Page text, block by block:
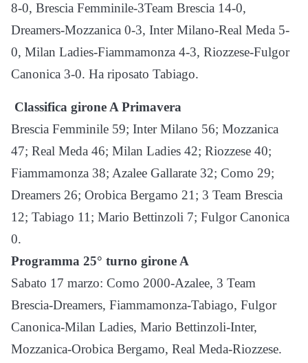
8-0, Brescia Femminile-3Team Brescia 14-0,
Dreamers-Mozzanica 0-3, Inter Milano-Real Meda 5-
0, Milan Ladies-Fiammamonza 4-3, Riozzese-Fulgor
Canonica 3-0. Ha riposato Tabiago.
Classifica girone A Primavera
Brescia Femminile 59; Inter Milano 56; Mozzanica
47; Real Meda 46; Milan Ladies 42; Riozzese 40;
Fiammamonza 38; Azalee Gallarate 32; Como 29;
Dreamers 26; Orobica Bergamo 21; 3 Team Brescia
12; Tabiago 11; Mario Bettinzoli 7; Fulgor Canonica
0.
Programma 25° turno girone A
Sabato 17 marzo: Como 2000-Azalee, 3 Team
Brescia-Dreamers, Fiammamonza-Tabiago, Fulgor
Canonica-Milan Ladies, Mario Bettinzoli-Inter,
Mozzanica-Orobica Bergamo, Real Meda-Riozzese.